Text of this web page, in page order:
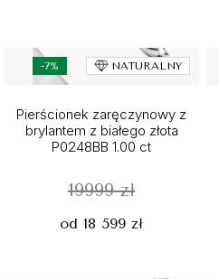
-7% NATURALNY
Pierścionek zaręczynowy z
brylantem z białego złota
P0248BB 1.00 ct
19999 zł
od 18 599 zł